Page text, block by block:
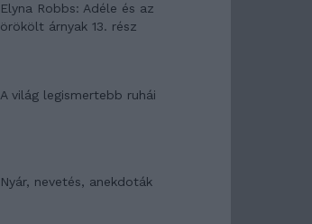
Elyna Robbs: Adéle és az
örökölt árnyak 13. rész
A világ legismertebb ruhái
Nyár, nevetés, anekdoták